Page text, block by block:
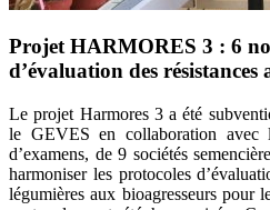
Projet HARMORES 3 : 6
d’évaluation des résistances
Le projet Harmores3 a été
le GEVESen collaboration avec
d’examens, de 9 sociétés
harmoniser les protocoles
légumières aux bioagresseurspour